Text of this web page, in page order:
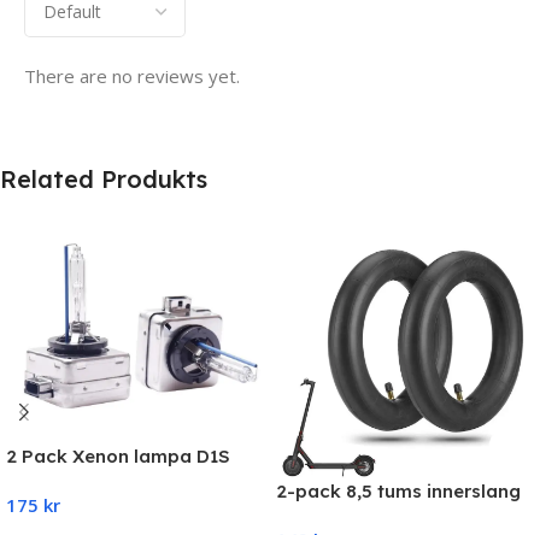
There are no reviews yet.
Related Produkts
2 Pack Xenon lampa D1S
175 kr
2-pack 8,5 tums innerslang